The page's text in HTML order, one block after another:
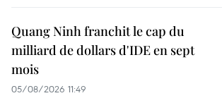
Quang Ninh franchit le cap du
milliard de dollars d'IDE en sept
mois
05/08/2026 11:49